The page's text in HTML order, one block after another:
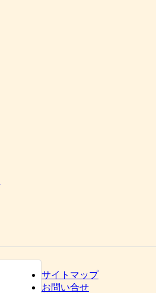
サイトマップ
お問い合せ